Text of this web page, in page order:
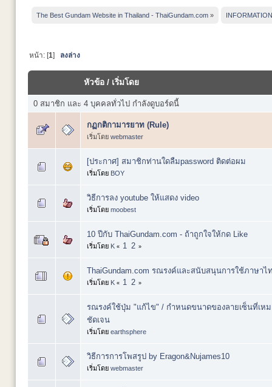
The Best Gundam Website in Thailand - ThaiGundam.com » INFORMATION
หน้า: [1] ลงล่าง
หัวข้อ/ เริ่มโดย
0 สมาชิก และ 4 บุคคลทั่วไป กำลังดูบอร์ดนี้
กฏกติกามารยาท (Rule)
เริ่มโดย webmaster
[ประกาศ] สมาชิกท่านใดลืมpassword ติดต่อผม
เริ่มโดย BOY
วิธีการลง youtube ให้แสดง video
เริ่มโดย moobest
10 ปีกับ ThaiGundam.com - ถ้าถูกใจให้กด Like
เริ่มโดย K « 1 2 »
ThaiGundam.com รณรงค์และสนับสนุนการใช้ภาษาไ
เริ่มโดย K « 1 2 »
รณรงค์ใช้ปุ่ม "แก้ไข" / กำหนดขนาดของลายเซ็นที่เห
ชัดเจน
เริ่มโดย earthsphere
วิธีการการโพสรูป by Eragon&Nujames10
เริ่มโดย webmaster